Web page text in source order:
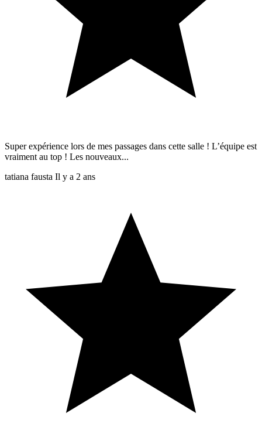
Super expérience lors de mes passages dans cette salle ! L’équipe est
vraiment au top ! Les nouveaux...
tatiana fausta Il y a 2 ans